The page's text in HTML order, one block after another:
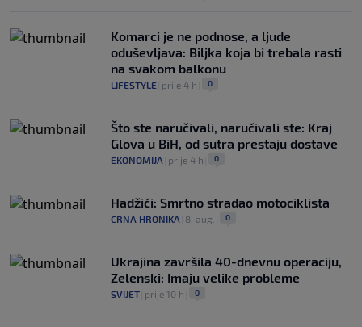
Komarci je ne podnose, a ljude
oduševljava: Biljka koja bi trebala rasti
na svakom balkonu
LIFESTYLE prije 4 h 0
Što ste naručivali, naručivali ste: Kraj
Glova u BiH, od sutra prestaju dostave
EKONOMIJA prije 4 h 0
Hadžići: Smrtno stradao motociklista
CRNA HRONIKA 8. aug. 0
Ukrajina završila 40-dnevnu operaciju,
Zelenski: Imaju velike probleme
SVIJET prije 10 h 0